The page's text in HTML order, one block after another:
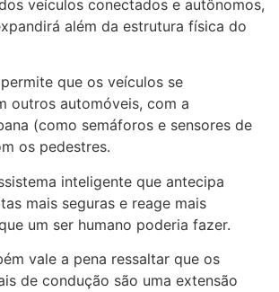
veículos conectados e autônomos,
além da estrutura física do
que os veículos se
outros automóveis, com a
(como semáforos e sensores de
os pedestres.
inteligente que antecipa
mais seguras e reage mais
um ser humano poderia fazer.
vale a pena ressaltar que os
de condução são uma extensão